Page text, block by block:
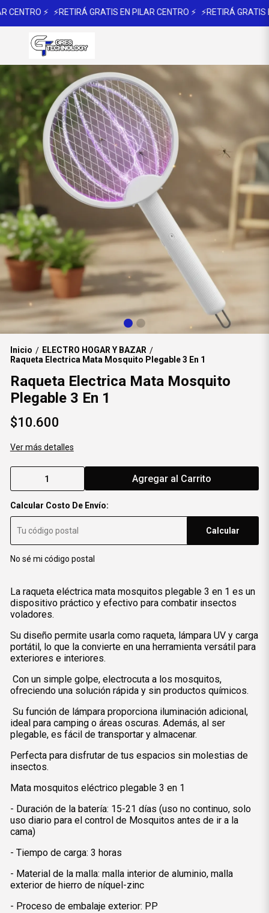
⚡ ⚡RETIRÁ GRATIS EN PILAR CENTRO ⚡ ⚡RETIRÁ GRATIS
Inicio / ELECTRO HOGAR Y BAZAR /
Raqueta Electrica Mata Mosquito Plegable 3 En 1
Raqueta Electrica Mata Mosquito
Plegable 3 En 1
$10.600
Ver más detalles
Agregar al Carrito
Calcular Costo De Envío:
Calcular
No sé mi código postal
La raqueta eléctrica mata mosquitos plegable 3 en 1 es un
dispositivo práctico y efectivo para combatir insectos
voladores.
Su diseño permite usarla como raqueta, lámpara UV y carga
portátil, lo que la convierte en una herramienta versátil para
exteriores e interiores.
Con un simple golpe, electrocuta a los mosquitos,
ofreciendo una solución rápida y sin productos químicos.
Su función de lámpara proporciona iluminación adicional,
ideal para camping o áreas oscuras. Además, al ser
plegable, es fácil de transportar y almacenar.
Perfecta para disfrutar de tus espacios sin molestias de
insectos.
Mata mosquitos eléctrico plegable 3 en 1
- Duración de la batería: 15-21 días (uso no continuo, solo
uso diario para el control de Mosquitos antes de ir a la
cama)
- Tiempo de carga: 3 horas
- Material de la malla: malla interior de aluminio, malla
exterior de hierro de níquel-zinc
- Proceso de embalaje exterior: PP